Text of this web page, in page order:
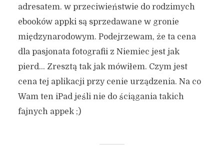
adresatem. w przeciwieństwie do rodzimych
ebooków appki są sprzedawane w gronie
międzynarodowym. Podejrzewam, że ta cena
dla pasjonata fotografii z Niemiec jest jak
pierd… Zresztą tak jak mówiłem. Czym jest
cena tej aplikacji przy cenie urządzenia. Na co
Wam ten iPad jeśli nie do ściągania takich
fajnych appek ;)